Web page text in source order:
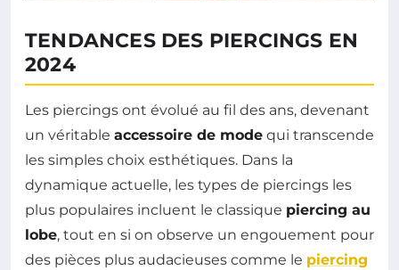
TENDANCES DES PIERCINGS EN
2024
Les piercings ont évolué au fil des ans, devenant
un véritable accessoire de mode qui transcende
les simples choix esthétiques. Dans la
dynamique actuelle, les types de piercings les
plus populaires incluent le classique piercing au
lobe, tout en si on observe un engouement pour
des pièces plus audacieuses comme le piercing